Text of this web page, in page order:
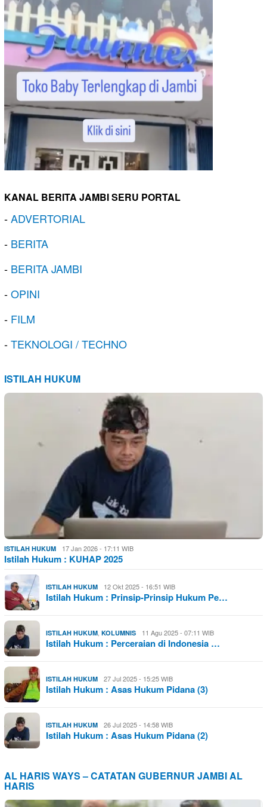
KANAL BERITA JAMBI SERU PORTAL
-ADVERTORIAL
- BERITA
- BERITA JAMBI
-OPINI
- FILM
-TEKNOLOGI / TECHNO
ISTILAH HUKUM
ISTILAH HUKUM 17 Jan 2026 - 17:11 WIB
Istilah Hukum : KUHAP 2025
ISTILAH HUKUM 12 Okt 2025 - 16:51 WIB
Istilah Hukum : Prinsip-Prinsip Hukum Pe…
ISTILAH HUKUM, KOLUMNIS 11 Agu 2025 - 07:11 WIB
Istilah Hukum : Perceraian di Indonesia …
ISTILAH HUKUM 27 Jul 2025 - 15:25 WIB
Istilah Hukum : Asas Hukum Pidana (3)
ISTILAH HUKUM 26 Jul 2025 - 14:58 WIB
Istilah Hukum : Asas Hukum Pidana (2)
AL HARIS WAYS – CATATAN GUBERNUR JAMBI AL
HARIS